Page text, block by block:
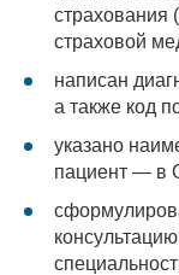
страховой
написан
а также код
указано
пациент —